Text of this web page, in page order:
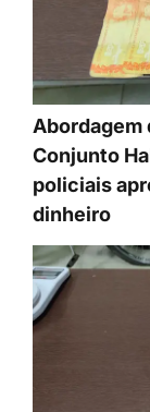
Abordagem
Conjunto
policiais
dinheiro